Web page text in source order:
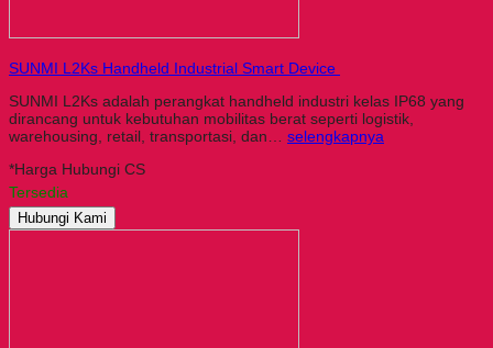
SUNMI L2Ks Handheld Industrial Smart Device
SUNMI L2Ks adalah perangkat handheld industri kelas IP68 yang
dirancang untuk kebutuhan mobilitas berat seperti logistik,
warehousing, retail, transportasi, dan… selengkapnya
*Harga Hubungi CS
Tersedia
Hubungi Kami